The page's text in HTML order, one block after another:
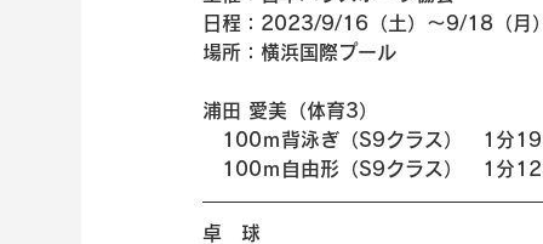
日程：2023/9/16（土）～9/18（月
場所：横浜国際プール
浦田 愛美（体育3）
100ｍ背泳ぎ（S9クラス）　1分
100ｍ自由形（S9クラス）　1分
卓　球